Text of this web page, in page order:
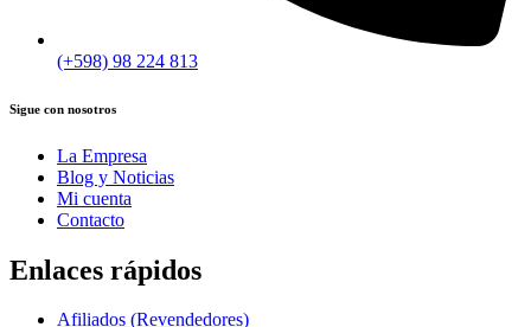
(+598) 98 224 813
Sigue con nosotros
La Empresa
Blog y Noticias
Mi cuenta
Contacto
Enlaces rápidos
Afiliados (Revendedores)